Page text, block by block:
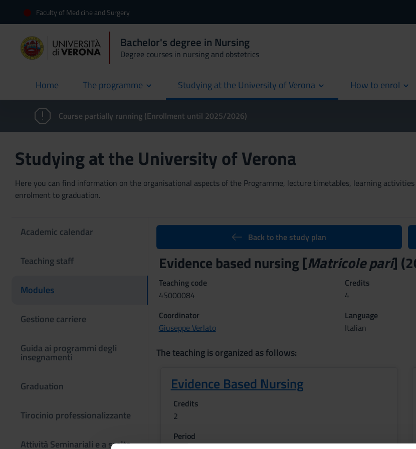
Faculty of Medicine and Surgery
Bachelor's degree in Nursing
Degree courses in nursing and obstetrics
Home
current The programme Studying at the University of Verona How to enrol
Course partially running (Enrollment until 2025/2026)
Studying at the University of Verona
Here you can find information on the organisational aspects of the Programme, lecture timetables, learning
enrolment to graduation.
Academic calendar
Teaching staff
Modules
Gestione carriere
Guida ai programmi degli
insegnamenti
Graduation
Tirocinio professionalizzante
Attività Seminariali e a scelta
Back to the study plan
Evidence based nursing [Matricole pari]
Teaching code
4S000084
Credits
4
Coordinator
Giuseppe Verlato
Language
Italian
The teaching is organized as follows:
Evidence Based Nursing
Credits
2
Period